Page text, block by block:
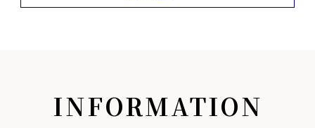
INFORMATION